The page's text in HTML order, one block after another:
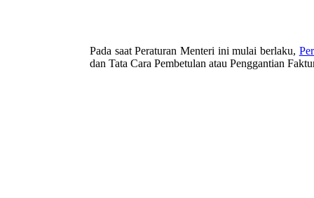
Pada saat Peraturan Menteri ini mulai berlaku,
dan Tata Cara Pembetulan atau Penggantian